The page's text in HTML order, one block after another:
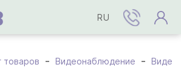
RU
товаров Видеонаблюдение